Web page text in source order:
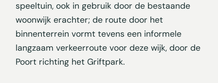
speeltuin, ook in gebruik door de bestaande
woonwijk erachter; de route door het
binnenterrein vormt tevens een informele
langzaam verkeerroute voor deze wijk, door de
Poort richting het Griftpark.